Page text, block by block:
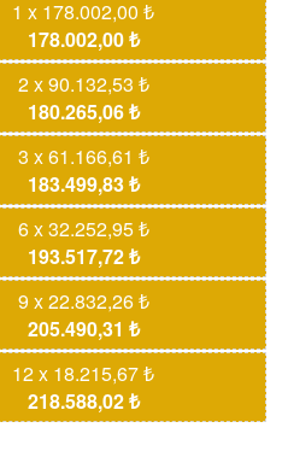
1 x 178.002,00 ₺
178.002,00 ₺
2 x 90.132,53 ₺
180.265,06 ₺
3 x 61.166,61 ₺
183.499,83 ₺
6 x 32.252,95 ₺
193.517,72 ₺
9 x 22.832,26 ₺
205.490,31 ₺
12 x 18.215,67 ₺
218.588,02 ₺